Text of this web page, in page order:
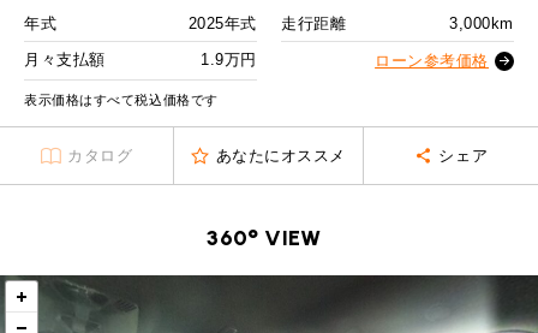
iRで愛車を売却されたお客様の声
BMWミニ買取査定依頼
ローバーミニ買取査定依頼
最近の修理実績
スタッフブログ
User's Voice 購入者様の声
Movie
BMWミニナレッジ
ローバーミニナレッジ
ABOUT iR iRについて
会社概要
MAP
RECRUIT 採用情報
2回目以降 27,700 円
ボーナス月追加額 円
残価ローンの場合
総支払額 439.9 万円
頭金 50 万円
年式 2025年式 走行距離
3,000km
月々支払額
1.9万円 ローン参考価格
表示価格はすべて税込価格です
カタログ あなたにオススメ シェア
360° VIEW